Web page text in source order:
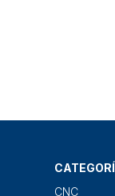
CNC